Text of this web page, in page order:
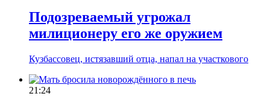
Подозреваемый угрожал
милиционеру его же оружием
Кузбассовец, истязавший отца, напал на участкового
21:24